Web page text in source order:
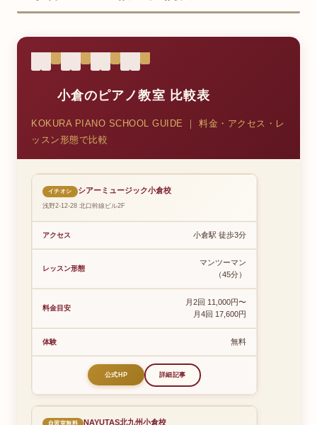
小倉のピアノ教室 比較表
KOKURA PIANO SCHOOL GUIDE ｜ 料金・アクセス・レ
ッスン形態で比較
イチオシ シアーミュージック小倉校
浅野2-12-28 北口幹線ビル2F
小倉駅 徒歩3分
マンツーマン
（45分）
月2回 11,000円〜
月4回 17,600円
無料
公式HP 詳細記事
自習室無料 NAYUTAS北九州小倉校